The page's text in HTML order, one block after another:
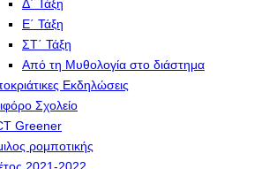
Δ΄ Τάξη
Ε΄ Τάξη
ΣΤ΄ Τάξη
Από τη Μυθολογία στο διάστημα
Εκδηλώσεις
Σχολείο
Greener
ρομποτικής